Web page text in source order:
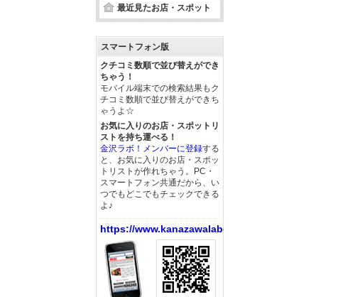
最近見たお店・スポット
スマートフォン版
クチコミ数順で並び替えができ
ちゃう！
モバイル端末での検索結果もク
チコミ数順で並び替えができち
ゃうよ☆
お気に入りのお店・スポットリ
ストを持ち運べる！
金沢ラボ！メンバーに登録する
と、お気に入りのお店・スポッ
トリストが作れちゃう。PC・
スマートフォン共通だから、い
つでもどこでもチェックできる
よ♪
https://www.kanazawalabo.net/